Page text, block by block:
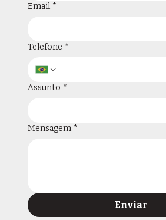
Email *
Telefone *
Assunto *
Mensagem *
Enviar